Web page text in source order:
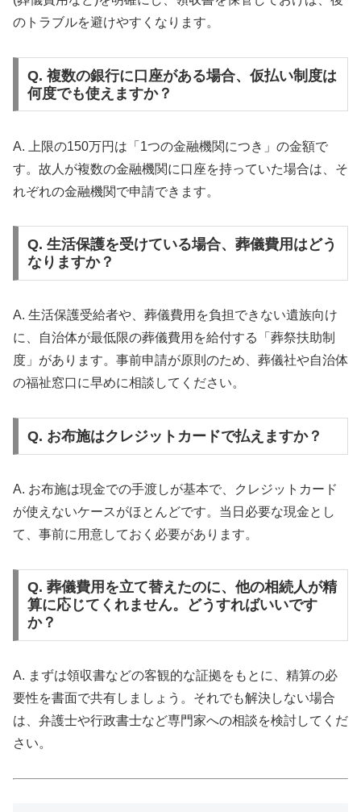
のトラブルを避けやすくなります。
Q. 複数の銀行に口座がある場合、仮払い制度は
何度でも使えますか？
A. 上限の150万円は「1つの金融機関につき」の金額で
す。故人が複数の金融機関に口座を持っていた場合は、そ
れぞれの金融機関で申請できます。
Q. 生活保護を受けている場合、葬儀費用はどう
なりますか？
A. 生活保護受給者や、葬儀費用を負担できない遺族向け
に、自治体が最低限の葬儀費用を給付する「葬祭扶助制
度」があります。事前申請が原則のため、葬儀社や自治体
の福祉窓口に早めに相談してください。
Q. お布施はクレジットカードで払えますか？
A. お布施は現金での手渡しが基本で、クレジットカード
が使えないケースがほとんどです。当日必要な現金とし
て、事前に用意しておく必要があります。
Q. 葬儀費用を立て替えたのに、他の相続人が精
算に応じてくれません。どうすればいいです
か？
A. まずは領収書などの客観的な証拠をもとに、精算の必
要性を書面で共有しましょう。それでも解決しない場合
は、弁護士や行政書士など専門家への相談を検討してくだ
さい。